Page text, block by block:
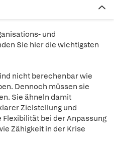
und
Sie hier die wichtigsten
nicht berechenbar wie
Dennoch müssen sie
Sie ähneln damit
Zielstellung und
bei der Anpassung
Zähigkeit in der Krise